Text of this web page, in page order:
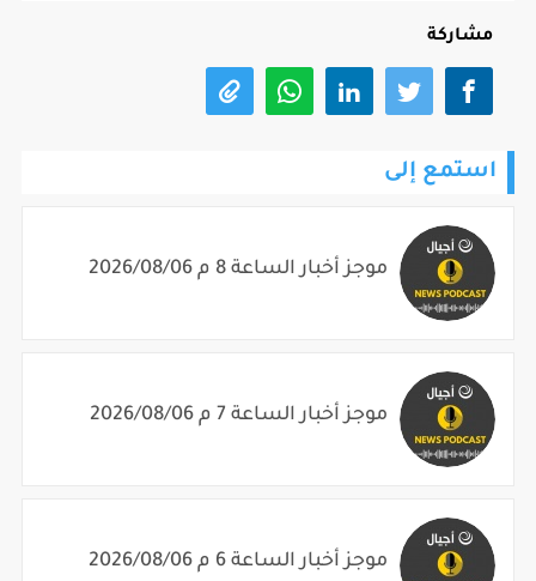
مشاركة
استمع إلى
موجز أخبار الساعة 8 م 2026/08/06
موجز أخبار الساعة 7 م 2026/08/06
موجز أخبار الساعة 6 م 2026/08/06